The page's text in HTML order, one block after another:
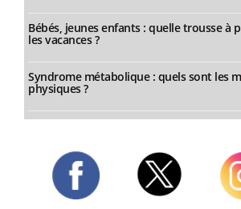
Bébés, jeunes enfants : quelle trousse à
les vacances ?
Syndrome métabolique : quels sont les
physiques ?